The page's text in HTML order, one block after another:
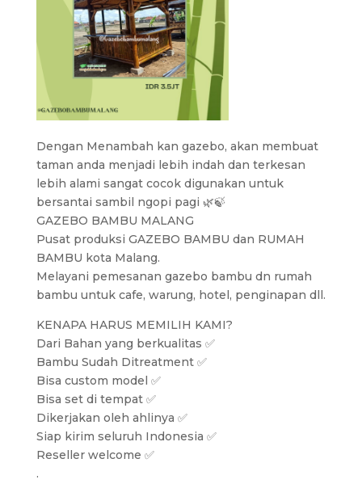
Dengan Menambah kan gazebo, akan membuat
taman anda menjadi lebih indah dan terkesan
lebih alami sangat cocok digunakan untuk
bersantai sambil ngopi pagi 🌿🍃
GAZEBO BAMBU MALANG
Pusat produksi GAZEBO BAMBU dan RUMAH
BAMBU kota Malang.
Melayani pemesanan gazebo bambu dn rumah
bambu untuk cafe, warung, hotel, penginapan dll.
KENAPA HARUS MEMILIH KAMI?
Dari Bahan yang berkualitas ✅
Bambu Sudah Ditreatment ✅
Bisa custom model ✅
Bisa set di tempat ✅
Dikerjakan oleh ahlinya ✅
Siap kirim seluruh Indonesia ✅
Reseller welcome ✅
.